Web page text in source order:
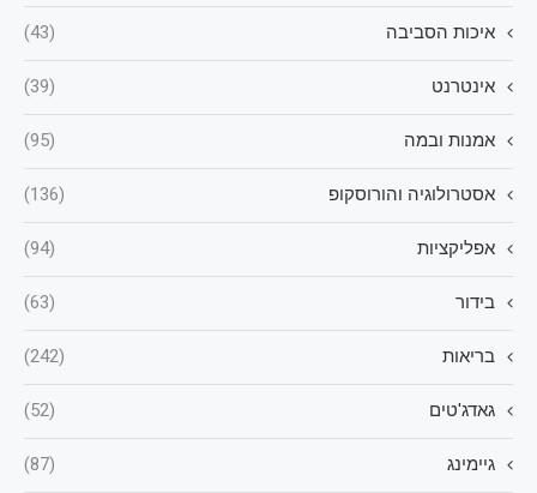
איכות הסביבה (43)
אינטרנט (39)
אמנות ובמה (95)
אסטרולוגיה והורוסקופ (136)
אפליקציות (94)
בידור (63)
בריאות (242)
גאדג'טים (52)
גיימינג (87)